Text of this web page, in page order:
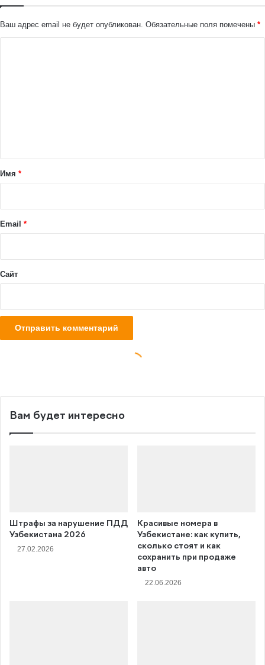
Вам будет интересно
Штрафы за нарушение ПДД
Узбекистана 2026
27.02.2026
Красивые номера в
Узбекистане: как купить,
сколько стоят и как
сохранить при продаже
авто
22.06.2026